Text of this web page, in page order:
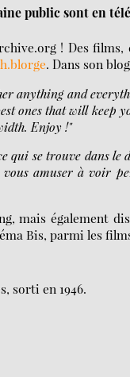
public sont en
! Des
. Dans son
anything and
ones that will
Enjoy !"
qui se trouve dans
amuser à voir
mais également
Bis, parmi les
sorti en 1946.